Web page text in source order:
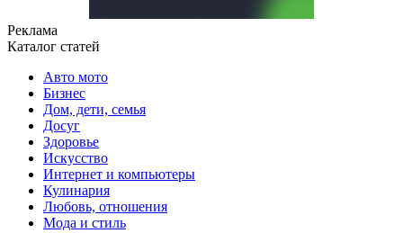
Реклама
Каталог статей
Авто мото
Бизнес
Дом, дети, семья
Досуг
Здоровье
Искусство
Интернет и компьютеры
Кулинария
Любовь, отношения
Мода и стиль